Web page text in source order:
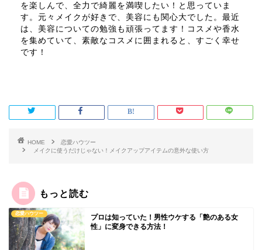
を楽しんで、全力で綺麗を満喫したい！と思っていま
す。元々メイクが好きで、美容にも関心大でした。最近
は、美容についての勉強も頑張ってます！コスメや香水
を集めていて、素敵なコスメに囲まれると、すごく幸せ
です！
HOME
恋愛ハウツー
メイクに使うだけじゃない！メイクアップアイテムの意外な使い方
もっと読む
恋愛ハウツー
プロは知っていた！男性ウケする「艶のある女
性」に変身できる方法！